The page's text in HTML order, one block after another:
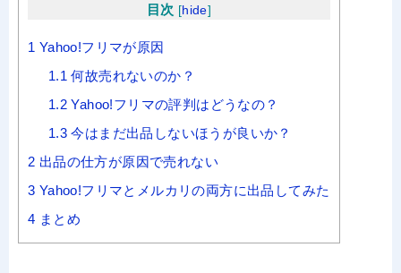
目次 [hide]
1 Yahoo!フリマが原因
1.1 何故売れないのか？
1.2 Yahoo!フリマの評判はどうなの？
1.3 今はまだ出品しないほうが良いか？
2 出品の仕方が原因で売れない
3 Yahoo!フリマとメルカリの両方に出品してみた
4 まとめ